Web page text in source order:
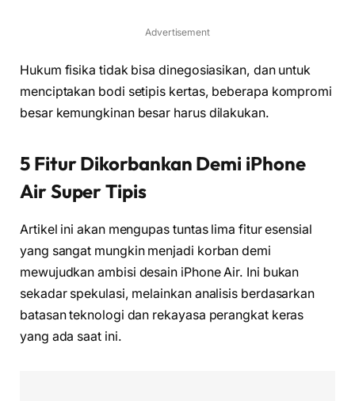
Advertisement
Hukum fisika tidak bisa dinegosiasikan, dan untuk
menciptakan bodi setipis kertas, beberapa kompromi
besar kemungkinan besar harus dilakukan.
5 Fitur Dikorbankan Demi iPhone
Air Super Tipis
Artikel ini akan mengupas tuntas lima fitur esensial
yang sangat mungkin menjadi korban demi
mewujudkan ambisi desain iPhone Air. Ini bukan
sekadar spekulasi, melainkan analisis berdasarkan
batasan teknologi dan rekayasa perangkat keras
yang ada saat ini.